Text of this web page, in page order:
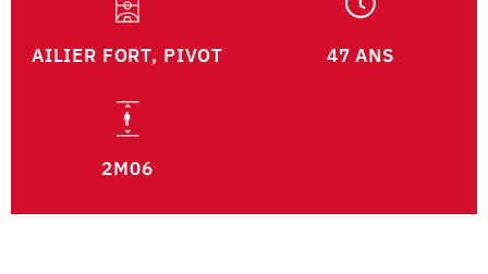
AILIER FORT, PIVOT 47 ANS
2M06